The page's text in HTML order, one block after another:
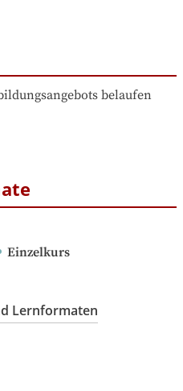
belaufen
Einzelkurs
Lernformaten